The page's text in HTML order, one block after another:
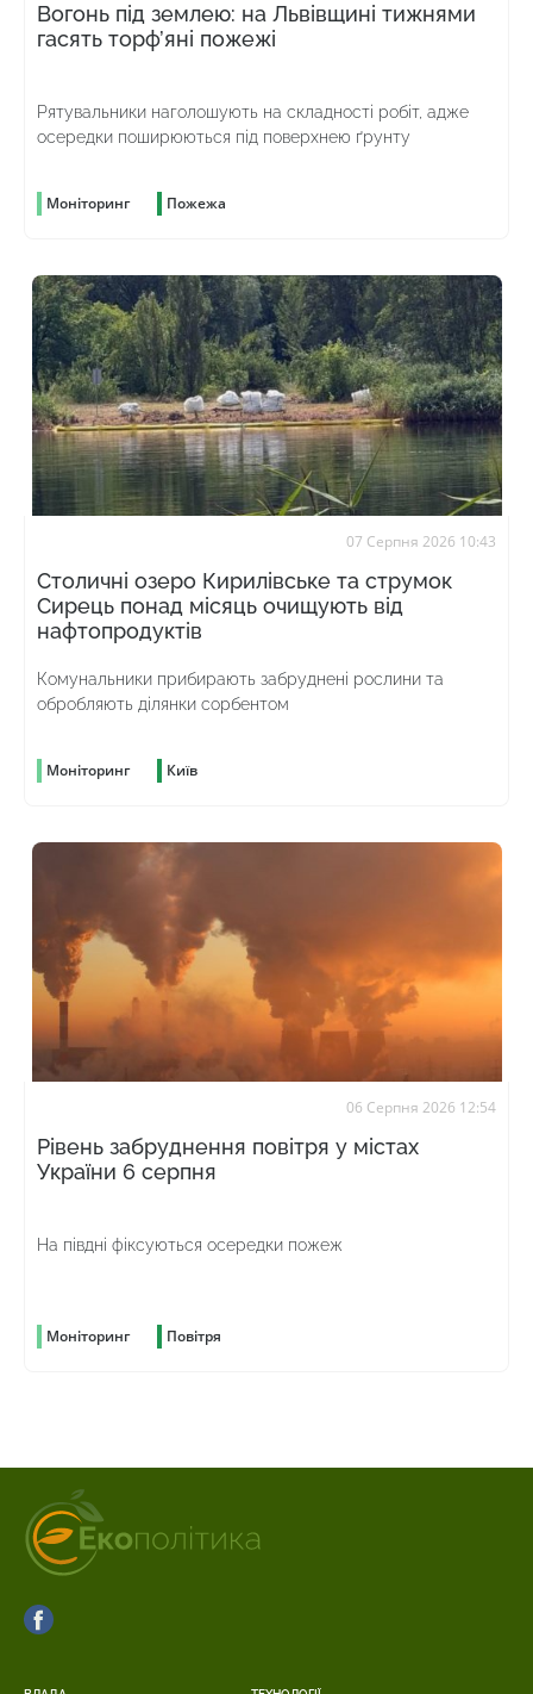
Вогонь під землею: на Львівщині тижнями
гасять торф’яні пожежі
Рятувальники наголошують на складності робіт, адже
осередки поширюються під поверхнею ґрунту
Моніторинг Пожежа
07 Серпня 2026 10:43
Столичні озеро Кирилівське та струмок
Сирець понад місяць очищують від
нафтопродуктів
Комунальники прибирають забруднені рослини та
обробляють ділянки сорбентом
Моніторинг Київ
06 Серпня 2026 12:54
Рівень забруднення повітря у містах
України 6 серпня
На півдні фіксуються осередки пожеж
Моніторинг Повітря